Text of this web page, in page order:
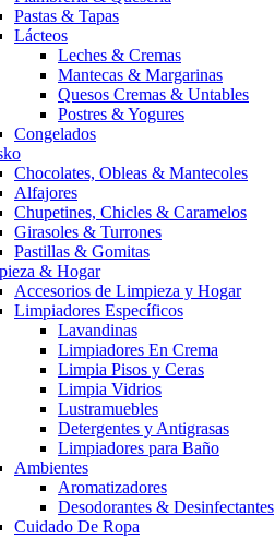
Pastas & Tapas
Lácteos
Leches & Cremas
Mantecas & Margarinas
Quesos Cremas & Untables
Postres & Yogures
Congelados
Chocolates, Obleas & Mantecoles
Alfajores
Chupetines, Chicles & Caramelos
Girasoles & Turrones
Pastillas & Gomitas
& Hogar
Accesorios de Limpieza y Hogar
Limpiadores Específicos
Lavandinas
Limpiadores En Crema
Limpia Pisos y Ceras
Limpia Vidrios
Lustramuebles
Detergentes y Antigrasas
Limpiadores para Baño
Ambientes
Aromatizadores
Desodorantes & Desinfectantes
Cuidado De Ropa